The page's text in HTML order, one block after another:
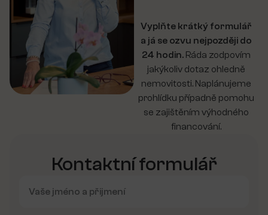
Vyplňte krátký formulář
a já se ozvu nejpozději do
24 hodin. Ráda zodpovím
jakýkoliv dotaz ohledně
nemovitosti. Naplánujeme
prohlídku případně pomohu
se zajištěním výhodného
financování.
Kontaktní formulář